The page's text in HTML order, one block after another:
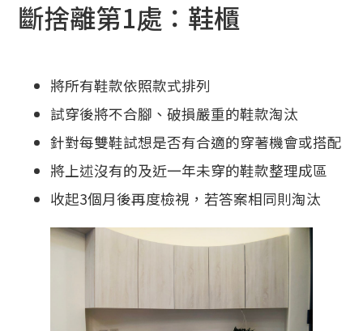
斷捨離第1處：鞋櫃
將所有鞋款依照款式排列
試穿後將不合腳、破損嚴重的鞋款淘汰
針對每雙鞋試想是否有合適的穿著機會或搭配
將上述沒有的及近一年未穿的鞋款整理成區
收起3個月後再度檢視，若答案相同則淘汰